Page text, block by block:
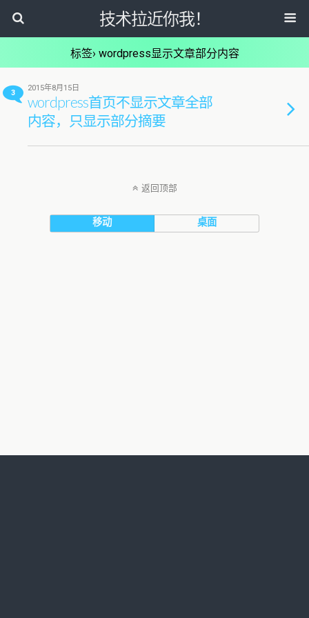
技术拉近你我！
标签› wordpress显示文章部分内容
3
2015年8月15日
wordpress首页不显示文章全部
内容，只显示部分摘要
返回顶部
移动 桌面